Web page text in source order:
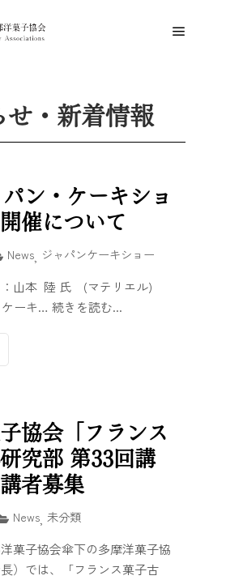
せ・新着情報
ン・ケーキショ
催について
News ジャパンケーキショー
：山本 陸 氏 (マテリエル)
ーキ… 続きを読む...
協会「フランス
究部 第33回講
者募集
News 未分類
洋菓子協会傘下の多摩洋菓子協
）では、「フランス菓子古